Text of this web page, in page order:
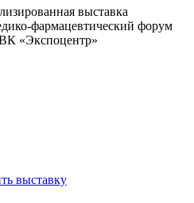
выставка
фармацевтический форум
«Экспоцентр»
выставку